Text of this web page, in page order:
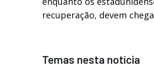
recuperação, devem
Temas nesta notícia